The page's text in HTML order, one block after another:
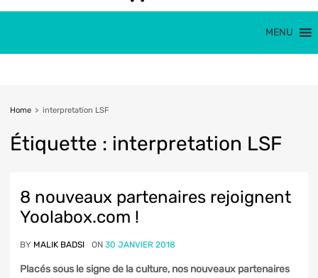
MENU
Home > interpretation LSF
Étiquette : interpretation LSF
8 nouveaux partenaires rejoignent
Yoolabox.com !
BY MALIK BADSI ON 30 JANVIER 2018
Placés sous le signe de la culture, nos nouveaux partenaires